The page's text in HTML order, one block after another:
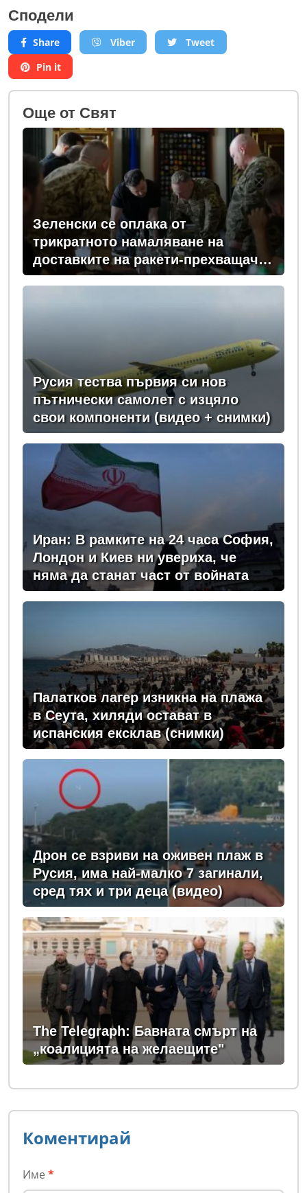
Сподели
Share Viber
Tweet
Pin it
Oще от Свят
Зеленски се оплака от
трикратното намаляване на
доставките на ракети-прехващачи
от Запада за Киев
Русия тества първия си нов
пътнически самолет с изцяло
свои компоненти (видео + снимки)
Иран: В рамките на 24 часа София,
Лондон и Киев ни увериха, че
няма да станат част от войната
Палатков лагер изникна на плажа
в Сеута, хиляди остават в
испанския ексклав (снимки)
Дрон се взриви на оживен плаж в
Русия, има най-малко 7 загинали,
сред тях и три деца (видео)
The Telegraph: Бавната смърт на
„коалицията на желаещите"
Коментирай
Име *